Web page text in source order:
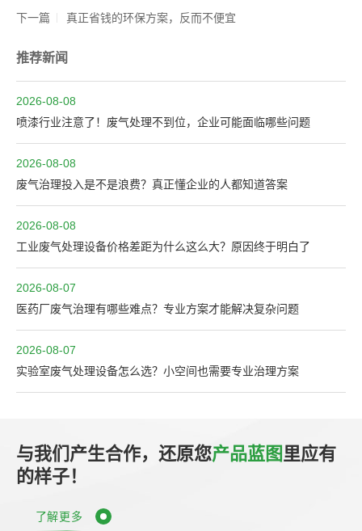
下一篇
真正省钱的环保方案，反而不便宜
推荐新闻
2026-08-08
喷漆行业注意了！废气处理不到位，企业可能面临哪些问题
2026-08-08
废气治理投入是不是浪费？真正懂企业的人都知道答案
2026-08-08
工业废气处理设备价格差距为什么这么大？原因终于明白了
2026-08-07
医药厂废气治理有哪些难点？专业方案才能解决复杂问题
2026-08-07
实验室废气处理设备怎么选？小空间也需要专业治理方案
与我们产生合作，还原您产品蓝图里应有
的样子！
了解更多